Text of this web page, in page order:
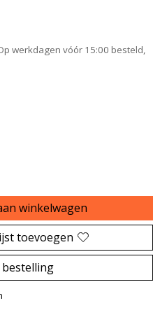
is
werkdagen vóór 15:00 besteld,
winkelwagen
toevoegen
bestelling